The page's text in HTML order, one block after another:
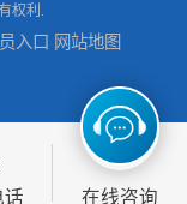
权利.
入口 网站地图
话 在线咨询